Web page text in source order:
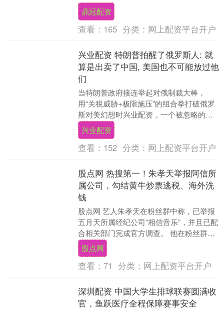
11月通过的一项临时拨款法案，该法案曾
终结了美国历....
鼎冠配资
查看： 165 分类： 网上配资平台开户
兴业配资 特朗普拍醒了俄罗斯人: 就
算是出卖了中国, 美国也不可能放过他
们
当特朗普政府接连举起对俄制裁大棒，
用“关税威胁+极限施压”的组合拳打破俄罗
斯对美幻想时兴业配资，一个被忽略的真
相终于浮出水面：美国对俄的遏制并非源
于一时的地缘博....
兴业配资
查看： 152 分类： 网上配资平台开户
股点网 热搜第一！朱孝天举报阿信所
属公司，勾结黄牛炒票逃税、海外洗
钱
股点网 艺人朱孝天在粉丝群中称，已举报
五月天所属经纪公司“相信音乐”，并且已配
合相关部门完成官方调查。 他在粉丝群中
爆料：五月天所属经纪公司“相信音乐”涉嫌
多项....
股点网
查看： 71 分类： 网上配资平台开户
深圳配资 中国大学生排球联赛圆满收
官，鱼跃医疗全程保障赛事安全